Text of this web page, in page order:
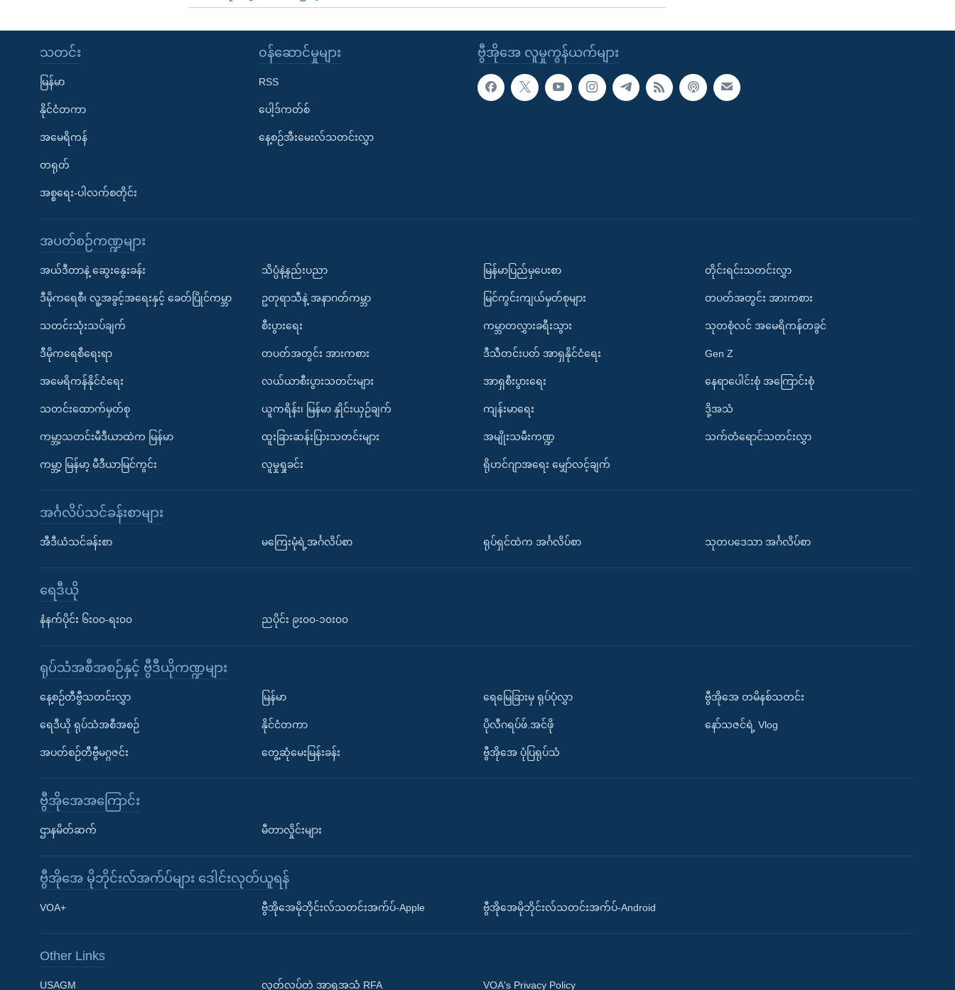
Learning English
ဗွီအိုအေ လူမှုကွန်ယက်များ
သတင်း
မြန်မာ
နိုင်ငံတကာ
အမေရိကန်
တရုတ်
အစ္စရေး-ပါလက်စတိုင်း
၀န်ဆောင်မှုများ
RSS
ပေါ့ဒ်ကတ်စ်
နေ့စဉ်အီးမေးလ်သတင်းလွှာ
အပတ်စဉ်ကဏ္ဍများ
အယ်ဒီတာနဲ့ ဆွေးနွေးခန်း
ဒီမိုကရေစီ၊ လူ့အခွင့်အရေးနှင့် ခေတ်ပြိုင်ကမ္ဘာ
သတင်းသုံးသပ်ချက်
ဒီမိုကရေစီရေးရာ
အမေရိကန်နိုင်ငံရေး
သတင်းထောက်မှတ်စု
ကမ္ဘာ့သတင်းမီဒီယာထဲက မြန်မာ
ကမ္ဘာ့ မြန်မာ့ မီဒီယာမြင်ကွင်း
သိပ္ပံနဲ့နည်းပညာ
ဥတုရာသီနဲ့ အနာဂတ်ကမ္ဘာ
စီးပွားရေး
တပတ်အတွင်း အားကစား
လယ်ယာစီးပွားသတင်းများ
ယူကရိန်း၊ မြန်မာ နှိုင်းယှဉ်ချက်
ထူးခြားဆန်းပြားသတင်းများ
လူမှုရှုခင်း
မြန်မာပြည်မှပေးစာ
မြင်ကွင်းကျယ်မှတ်စုများ
ကမ္ဘာတလွှားခရီးသွား
ဒီသီတင်းပတ် အာရှနိုင်ငံရေး
အာရှစီးပွားရေး
ကျန်းမာရေး
အမျိုးသမီးကဏ္ဍ
ရိုဟင်ဂျာအရေး မျှော်လင့်ချက်
တိုင်းရင်းသတင်းလွှာ
တပတ်အတွင်း အားကစား
သုတစုံလင် အမေရိကန်တခွင်
Gen Z
နေရာပေါင်းစုံ အကြောင်းစုံ
ဒို့အသံ
သက်တံရောင်သတင်းလွှာ
အင်္ဂလိပ်သင်ခန်းစာများ
အီဒီယံသင်ခန်းစာ မကြေးမုံရဲ့အင်္ဂလိပ်စာ ရုပ်ရှင်ထဲက အင်္ဂလိပ်စာ သုတပဒေသာ အင်္ဂလိပ်စာ
ရေဒီယို
နံနက်ပိုင်း ၆း၀၀-ရး၀၀ ညပိုင်း ၉း၀၀-၁၀း၀၀
ရုပ်သံအစီအစဉ်နှင့် ဗွီဒီယိုကဏ္ဍများ
နေ့စဉ်တီဗွီသတင်းလွှာ
ရေဒီယို ရုပ်သံအစီအစဉ်
အပတ်စဉ်တီဗွီမဂ္ဂဇင်း
မြန်မာ
နိုင်ငံတကာ
တွေ့ဆုံမေးမြန်းခန်း
ရေမြေခြားမှ ရုပ်ပုံလွှာ
ပိုလီဂရပ်ဖ်.အင်ဖို
ဗွီအိုအေ ပုံပြရုပ်သံ
ဗွီအိုအေ တမိနစ်သတင်း
နော်သဇင်ရဲ့ Vlog
ဗွီအိုအေအကြောင်း
ဌာနမိတ်ဆက် မီတာလှိုင်းများ
ဗွီအိုအေ မိုဘိုင်းလ်အက်ပ်များ ဒေါင်းလုတ်ယူရန်
VOA+ ဗွီအိုအေမိုဘိုင်းလ်သတင်းအက်ပ်-Apple ဗွီအိုအေမိုဘိုင်းလ်သတင်းအက်ပ်-Android
Other Links
USAGM လွတ်လပ်တဲ့ အာရှအသံ RFA VOA's Privacy Policy